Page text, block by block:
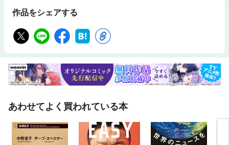
作品をシェアする
あわせてよく買われている本